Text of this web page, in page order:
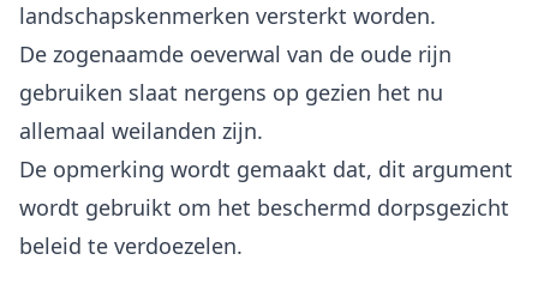
landschapskenmerken versterkt worden.
De zogenaamde oeverwal van de oude rijn
gebruiken slaat nergens op gezien het nu
allemaal weilanden zijn.
De opmerking wordt gemaakt dat, dit argument
wordt gebruikt om het beschermd dorpsgezicht
beleid te verdoezelen.